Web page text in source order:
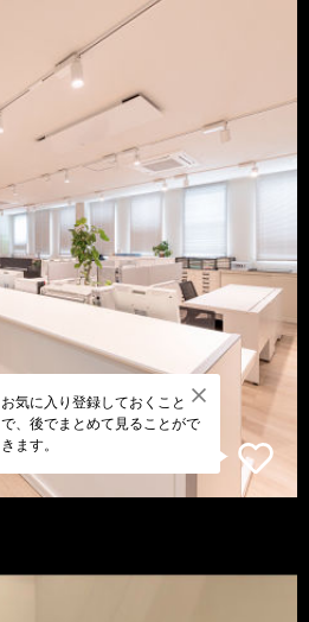
お気に入り登録しておくこと
で、後でまとめて見ることがで
きます。